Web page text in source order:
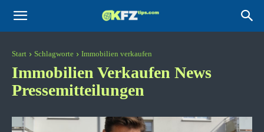
KFZtips.com
Start Schlagworte Immobilien verkaufen
Immobilien Verkaufen News
Pressemitteilungen